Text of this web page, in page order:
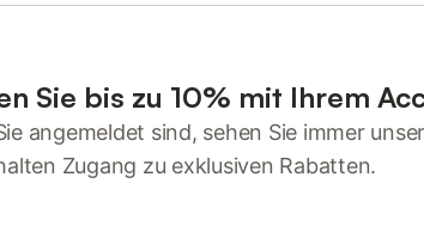
Sie bis zu 10% mit Ihrem
angemeldet sind, sehen Sie immer
Zugang zu exklusiven Rabatten.